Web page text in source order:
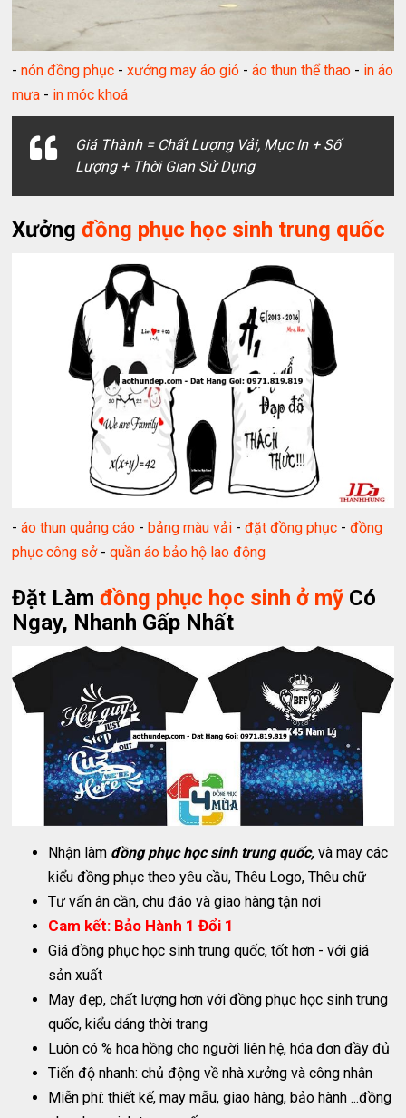
-nón đồng phục -xưởng may áo gió -áo thun thể thao - in áo
mưa - in móc khoá
Giá Thành = Chất Lượng Vải, Mực In + Số
Lượng + Thời Gian Sử Dụng
Xưởngđồng phục học sinh trung quốc
-áo thun quảng cáo - bảng màu vải -đặt đồng phục -đồng
phục công sở-quần áo bảo hộ lao động
Đặt Làmđồng phục học sinh ở mỹ Có
Ngay, Nhanh Gấp Nhất
Nhận làm đồng phục học sinh trung quốc, và may các
kiểu đồng phục theo yêu cầu, Thêu Logo, Thêu chữ
Tư vấn ân cần, chu đáo và giao hàng tận nơi
Cam kết: Bảo Hành 1 Đổi 1
Giá đồng phục học sinh trung quốc, tốt hơn - với giá
sản xuất
May đẹp, chất lượng hơn với đồng phục học sinh trung
quốc, kiểu dáng thời trang
Luôn có % hoa hồng cho người liên hệ, hóa đơn đầy đủ
Tiến độ nhanh: chủ động về nhà xưởng và công nhân
Miễn phí: thiết kế, may mẫu, giao hàng, bảo hành ...đồng